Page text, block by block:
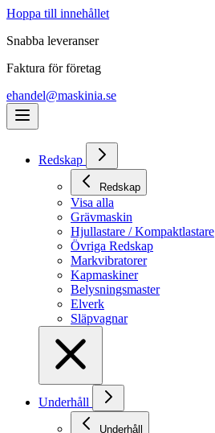
Hoppa till innehållet
Snabba leveranser
Faktura för företag
ehandel@maskinia.se
Redskap
Redskap
Visa alla
Grävmaskin
Hjullastare / Kompaktlastare
Övriga Redskap
Markvibratorer
Kapmaskiner
Belysningsmaster
Elverk
Släpvagnar
Underhåll
Underhåll